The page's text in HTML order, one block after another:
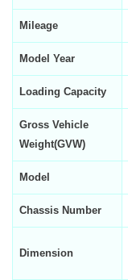
Mileage
Model Year
Loading Capacity
Gross Vehicle
Weight(GVW)
Model
Chassis Number
Dimension